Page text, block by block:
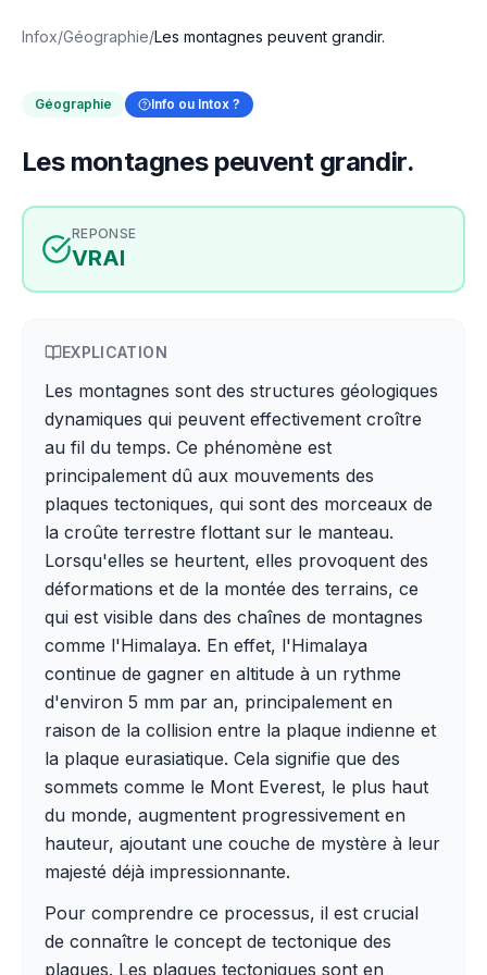
Infox/Géographie/Les montagnes peuvent grandir.
Géographie Info ou Intox ?
Les montagnes peuvent grandir.
REPONSE
VRAI
EXPLICATION
Les montagnes sont des structures géologiques
dynamiques qui peuvent effectivement croître
au fil du temps. Ce phénomène est
principalement dû aux mouvements des
plaques tectoniques, qui sont des morceaux de
la croûte terrestre flottant sur le manteau.
Lorsqu'elles se heurtent, elles provoquent des
déformations et de la montée des terrains, ce
qui est visible dans des chaînes de montagnes
comme l'Himalaya. En effet, l'Himalaya
continue de gagner en altitude à un rythme
d'environ 5 mm par an, principalement en
raison de la collision entre la plaque indienne et
la plaque eurasiatique. Cela signifie que des
sommets comme le Mont Everest, le plus haut
du monde, augmentent progressivement en
hauteur, ajoutant une couche de mystère à leur
majesté déjà impressionnante.
Pour comprendre ce processus, il est crucial
de connaître le concept de tectonique des
plaques. Les plaques tectoniques sont en